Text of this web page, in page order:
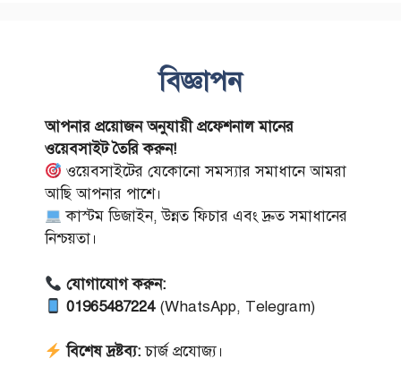
বিজ্ঞাপন
আপনার প্রয়োজন অনুযায়ী প্রফেশনাল মানের
ওয়েবসাইট তৈরি করুন!
ওয়েবসাইটের যেকোনো সমস্যার সমাধানে আমরা
আছি আপনার পাশে।
কাস্টম ডিজাইন, উন্নত ফিচার এবং দ্রুত সমাধানের
নিশ্চয়তা।
যোগাযোগ করুন:
01965487224(WhatsApp, Telegram)
বিশেষ দ্রষ্টব্য:চার্জ প্রযোজ্য।